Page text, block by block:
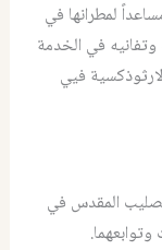
لمطرانها في
وتفانيه في الخدمة
فيي
المقدس في